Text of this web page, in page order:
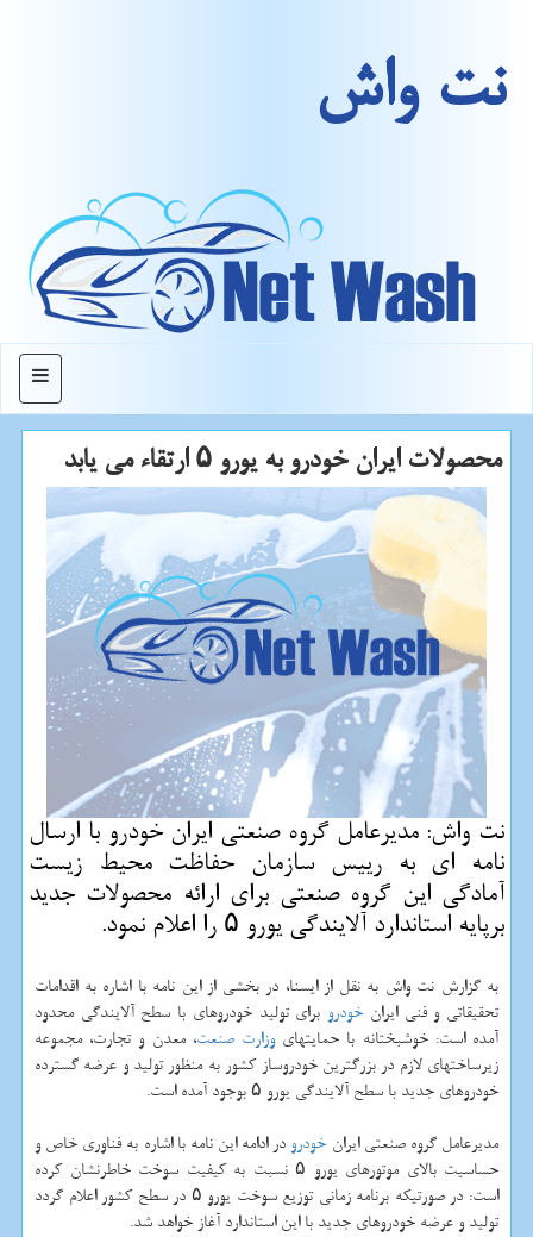
نت واش
منو
محصولات ایران خودرو به یورو ۵ ارتقاء می یابد
نت واش: مدیرعامل گروه صنعتی ایران خودرو با ارسال
نامه ای به رییس سازمان حفاظت محیط زیست
آمادگی این گروه صنعتی برای ارائه محصولات جدید
برپایه استاندارد آلایندگی یورو ۵ را اعلام نمود.
به گزارش نت واش به نقل از ایسنا، در بخشی از این نامه با اشاره به اقدامات
تحقیقاتی و فنی ایران خودرو برای تولید خودروهای با سطح آلایندگی محدود
آمده است: خوشبختانه با حمایتهایوزارت صنعت، معدن و تجارت، مجموعه
زیرساختهای لازم در بزرگترین خودروساز كشور به منظور تولید و عرضه گسترده
خودروهای جدید با سطح آلایندگی یورو ۵ بوجود آمده است.
مدیرعامل گروه صنعتی ایران خودرو در ادامه این نامه با اشاره به فناوری خاص و
حساسیت بالای موتورهای یورو ۵ نسبت به كیفیت سوخت خاطرنشان كرده
است: در صورتیكه برنامه زمانی توزیع سوخت یورو ۵ در سطح كشور اعلام گردد
تولید و عرضه خودروهای جدید با این استاندارد آغاز خواهد شد.